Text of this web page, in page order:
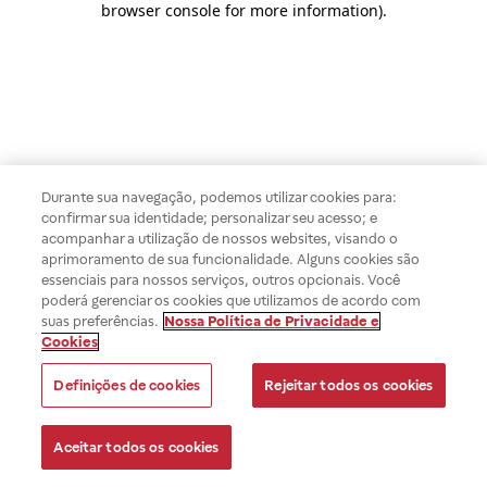
browser console for more information).
Durante sua navegação, podemos utilizar cookies para:
confirmar sua identidade; personalizar seu acesso; e
acompanhar a utilização de nossos websites, visando o
aprimoramento de sua funcionalidade. Alguns cookies são
essenciais para nossos serviços, outros opcionais. Você
poderá gerenciar os cookies que utilizamos de acordo com
suas preferências. Nossa Política de Privacidade e
Cookies
Definições de cookies Rejeitar todos os cookies
Aceitar todos os cookies